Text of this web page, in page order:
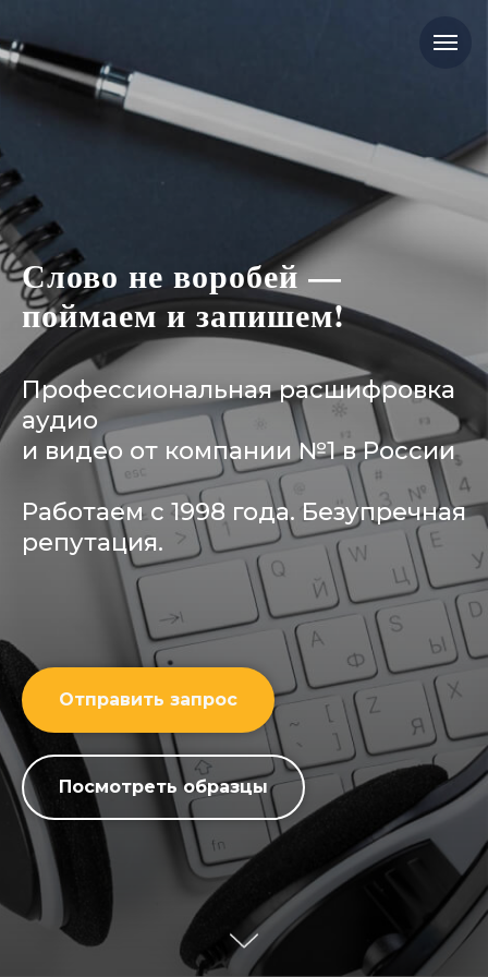
Слово не воробей —
поймаем и запишем!
Профессиональная расшифровка
аудио
и видео от компании №1 в России
Работаем с 1998 года. Безупречная
репутация.
Отправить запрос
Посмотреть образцы